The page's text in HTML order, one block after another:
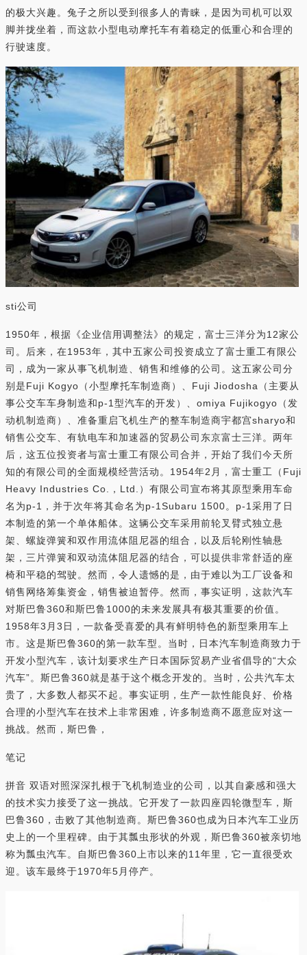
的极大兴趣。兔子之所以受到很多人的青睐，是因为司机可以双
脚并拢坐着，而这款小型电动摩托车有着稳定的低重心和合理的
行驶速度。
sti公司
1950年，根据《企业信用调整法》的规定，富士三洋分为12家公
司。后来，在1953年，其中五家公司投资成立了富士重工有限公
司，成为一家从事飞机制造、销售和维修的公司。这五家公司分
别是Fuji Kogyo（小型摩托车制造商）、Fuji Jiodosha（主要从
事公交车车身制造和p-1型汽车的开发）、omiya Fujikogyo（发
动机制造商）、准备重启飞机生产的整车制造商宇都宫sharyo和
销售公交车、有轨电车和加速器的贸易公司东京富士三洋。两年
后，这五位投资者与富士重工有限公司合并，开始了我们今天所
知的有限公司的全面规模经营活动。1954年2月，富士重工（Fuji
Heavy Industries Co.，Ltd.）有限公司宣布将其原型乘用车命
名为p-1，并于次年将其命名为p-1Subaru 1500。p-1采用了日
本制造的第一个单体船体。这辆公交车采用前轮叉臂式独立悬
架、螺旋弹簧和双作用流体阻尼器的组合，以及后轮刚性轴悬
架，三片弹簧和双动流体阻尼器的结合，可以提供非常舒适的座
椅和平稳的驾驶。然而，令人遗憾的是，由于难以为工厂设备和
销售网络筹集资金，销售被迫暂停。然而，事实证明，这款汽车
对斯巴鲁360和斯巴鲁1000的未来发展具有极其重要的价值。
1958年3月3日，一款备受喜爱的具有鲜明特色的新型乘用车上
市。这是斯巴鲁360的第一款车型。当时，日本汽车制造商致力于
开发小型汽车，该计划要求生产日本国际贸易产业省倡导的“大众
汽车”。斯巴鲁360就是基于这个概念开发的。当时，公共汽车太
贵了，大多数人都买不起。事实证明，生产一款性能良好、价格
合理的小型汽车在技术上非常困难，许多制造商不愿意应对这一
挑战。然而，斯巴鲁，
笔记
拼音 双语对照深深扎根于飞机制造业的公司，以其自豪感和强大
的技术实力接受了这一挑战。它开发了一款四座四轮微型车，斯
巴鲁360，击败了其他制造商。斯巴鲁360也成为日本汽车工业历
史上的一个里程碑。由于其瓢虫形状的外观，斯巴鲁360被亲切地
称为瓢虫汽车。自斯巴鲁360上市以来的11年里，它一直很受欢
迎。该车最终于1970年5月停产。